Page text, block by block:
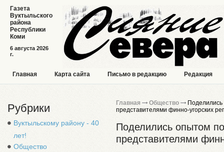
6 августа 2026
г.
Газета
Вуктыльского
района
Республики
Коми
Главная Карта сайта Письмо в редакцию Редакция
Рубрики
Вуктыльскому району - 40
лет!
Общество
Главная Общество
представителями финно-угорских
Поделились опытом
представителями